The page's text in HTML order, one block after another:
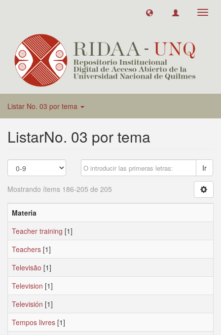
Listar No. 03 por tema
ListarNo. 03 por tema
Ir
Mostrando ítems 186-205 de 205
Materia
Teacher training [1]
Teachers [1]
Televisão [1]
Television [1]
Televisión [1]
Tempos livres [1]